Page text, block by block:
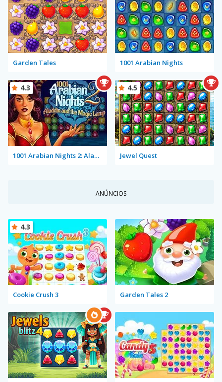
Garden Tales 1001 Arabian Nights
1001 Arabian Nights 2: Aladdin and the Magic Lamp
4.3
Jewel Quest
4.5
ANÚNCIOS
Cookie Crush 3
4.3
Garden Tales 2